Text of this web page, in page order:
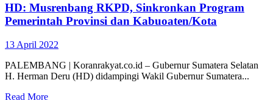
HD: Musrenbang RKPD, Sinkronkan Program
Pemerintah Provinsi dan Kabuoaten/Kota
13 April 2022
PALEMBANG | Koranrakyat.co.id – Gubernur Sumatera Selatan
H. Herman Deru (HD) didampingi Wakil Gubernur Sumatera...
Read More